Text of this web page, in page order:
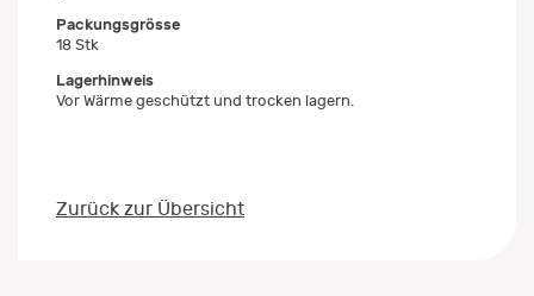
Packungsgrösse
18 Stk
Lagerhinweis
Vor Wärme geschützt und trocken lagern.
Zurück zur Übersicht